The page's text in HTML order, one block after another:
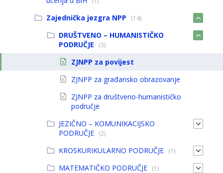
Zajednička jezgra NPP (14)
DRUŠTVENO – HUMANISTIČKO
PODRUČJE
(3)
ZJNPP za povijest
ZJNPP za građansko obrazovanje
ZJNPP za društveno-humanističko
područje
JEZIČNO – KOMUNIKACIJSKO
PODRUČJE (2)
KROSKURIKULARNO PODRUČJE (1)
MATEMATIČKO PODRUČJE (1)